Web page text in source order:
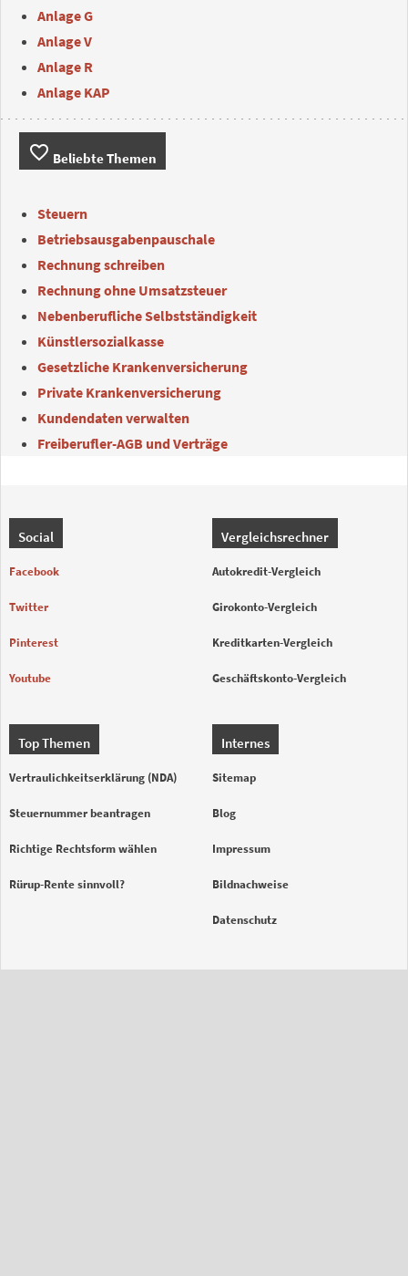
Anlage G
Anlage V
Anlage R
Anlage KAP
favorite_border Beliebte Themen
Steuern
Betriebsausgabenpauschale
Rechnung schreiben
Rechnung ohne Umsatzsteuer
Nebenberufliche Selbstständigkeit
Künstlersozialkasse
Gesetzliche Krankenversicherung
Private Krankenversicherung
Kundendaten verwalten
Freiberufler-AGB und Verträge
Social
Facebook
Twitter
Pinterest
Youtube
Vergleichsrechner
Autokredit-Vergleich
Girokonto-Vergleich
Kreditkarten-Vergleich
Geschäftskonto-Vergleich
Top Themen
Vertraulichkeitserklärung (NDA)
Steuernummer beantragen
Richtige Rechtsform wählen
Rürup-Rente sinnvoll?
Internes
Sitemap
Blog
Impressum
Bildnachweise
Datenschutz